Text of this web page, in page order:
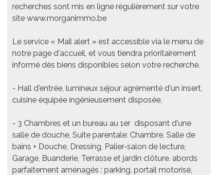
recherches sont mis en ligne régulièrement sur votre
site www.morganimmo.be
Le service « Mail alert » est accessible via le menu de
notre page d'accueil, et vous tiendra prioritairement
informé dès biens disponibles selon votre recherche.
- Hall d'entrée, lumineux séjour agrémenté d'un insert,
cuisine équipée ingénieusement disposée,
- 3 Chambres et un bureau au 1er disposant d'une
salle de douche, Suite parentale: Chambre, Salle de
bains + Douche, Dressing, Palier-salon de lecture,
Garage, Buanderie, Terrasse et jardin clôture. abords
parfaitement aménagés : parking, portail motorisé,